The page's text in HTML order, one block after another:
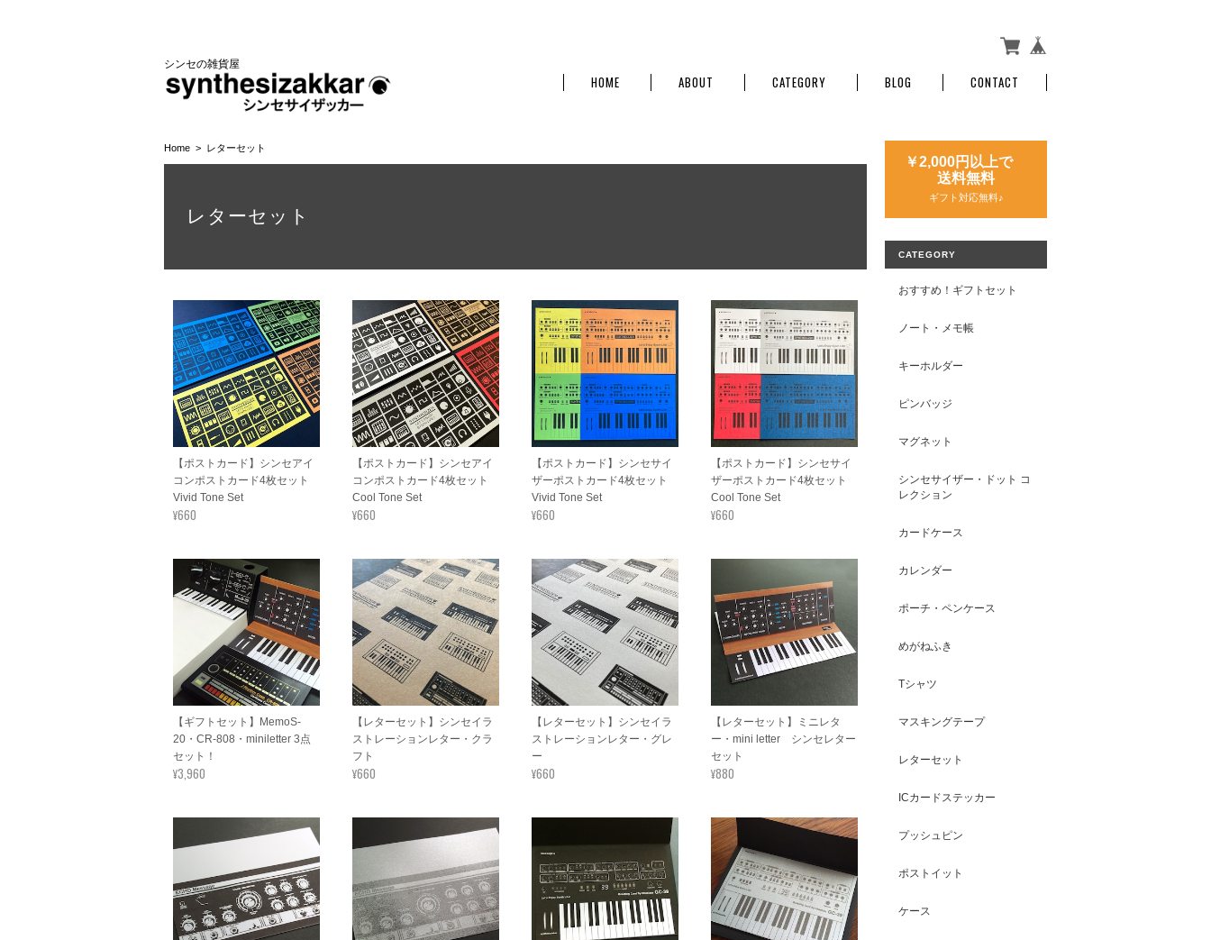
シンセの雑貨屋
HOME ABOUT CATEGORY BLOG CONTACT
Home レターセット
レターセット
【ポストカード】シンセアイ
コンポストカード4枚セット
Vivid Tone Set
¥660
【ポストカード】シンセアイ
コンポストカード4枚セット
Cool Tone Set
¥660
【ポストカード】シンセサイ
ザーポストカード4枚セット
Vivid Tone Set
¥660
【ポストカード】シンセサイ
ザーポストカード4枚セット
Cool Tone Set
¥660
【ギフトセット】MemoS-
20・CR-808・miniletter 3点
セット！
¥3,960
【レターセット】シンセイラ
ストレーションレター・クラ
フト
¥660
【レターセット】シンセイラ
ストレーションレター・グレ
ー
¥660
【レターセット】ミニレタ
ー・mini letter シンセレター
セット
¥880
￥2,000円以上で
送料無料
ギフト対応無料♪
CATEGORY
おすすめ！ギフトセット
ノート・メモ帳
キーホルダー
ピンバッジ
マグネット
シンセサイザー・ドット コ
レクション
カードケース
カレンダー
ポーチ・ペンケース
めがねふき
Tシャツ
マスキングテープ
レターセット
ICカードステッカー
プッシュピン
ポストイット
ケース